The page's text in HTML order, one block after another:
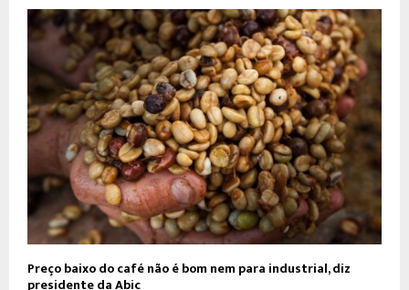
Preço baixo do café não é bom nem para industrial, diz
presidente da Abic